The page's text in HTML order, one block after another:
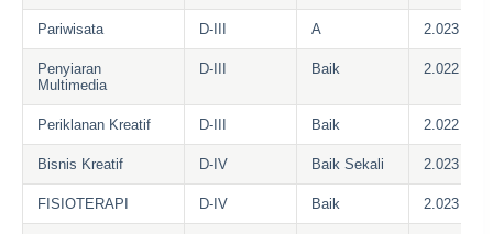
Pariwisata D-III A 2.023
Penyiaran
Multimedia
D-III Baik 2.022
Periklanan Kreatif D-III Baik 2.022
Bisnis Kreatif D-IV Baik Sekali 2.023
FISIOTERAPI D-IV Baik 2.023